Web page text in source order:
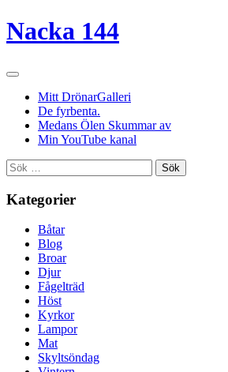
Nacka 144
Mitt DrönarGalleri
De fyrbenta.
Medans Ölen Skummar av
Min YouTube kanal
Sök
efter:
Kategorier
Båtar
Blog
Broar
Djur
Fågelträd
Höst
Kyrkor
Lampor
Mat
Skyltsöndag